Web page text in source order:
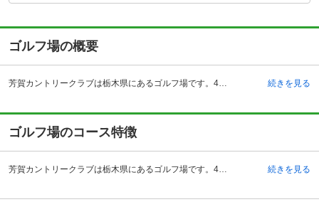
ゴルフ場の概要
芳賀カントリークラブは栃木県にあるゴルフ場です。4人のプロが活躍する名門ゴルフ場としても知られます。アクセス方法としては車で来場の際、東北自動車道を利用した場合には鹿沼インターチェンジから50分で到着します。また常磐自動車道を利用した場合には、水戸インターチェンジから50分で到着します。電車の場合は宇都宮駅が最寄り駅になります。宇都宮駅とゴルフ場の間はクラブバスが運行しているので、事前に予約をしておけば乗車することが可能です。芳賀カントリークラブのクラブハウスも風格のある建物ですが、周囲の景色と見事に調和しており、プレー前の緊張をほぐしたり、プレー後の疲れをいやすことができる空間になっています。 続きを見る
ゴルフ場のコース特徴
芳賀カントリークラブは栃木県にあるゴルフ場です。4人のプロが活躍する名門ゴルフ場としても知られます。アクセス方法としては車で来場の際、東北自動車道を利用した場合には鹿沼インターチェンジから50分で到着します。また常磐自動車道を利用した場合には、水戸インターチェンジから50分で到着します。電車の場合は宇都宮駅が最寄り駅になります。宇都宮駅とゴルフ場の間はクラブバスが運行しているので、事前に予約をしておけば乗車することが可能です。芳賀カントリークラブのクラブハウスも風格のある建物ですが、周囲の景色と見事に調和しており、プレー前の緊張をほぐしたり、プレー後の疲れをいやすことができる空間になっています。 続きを見る